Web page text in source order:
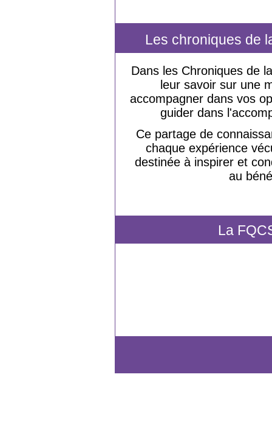
Les chroniques de
Dans les Chroniques de
leur savoir sur une
accompagner dans vos
guider dans
Ce partage de
chaque expérience
destinée à inspirer et
au
La